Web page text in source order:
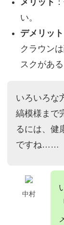
い。
デメリット
クラウン
スクがある
いろいろな
縞模様まで
るには、健
ですね……
中村